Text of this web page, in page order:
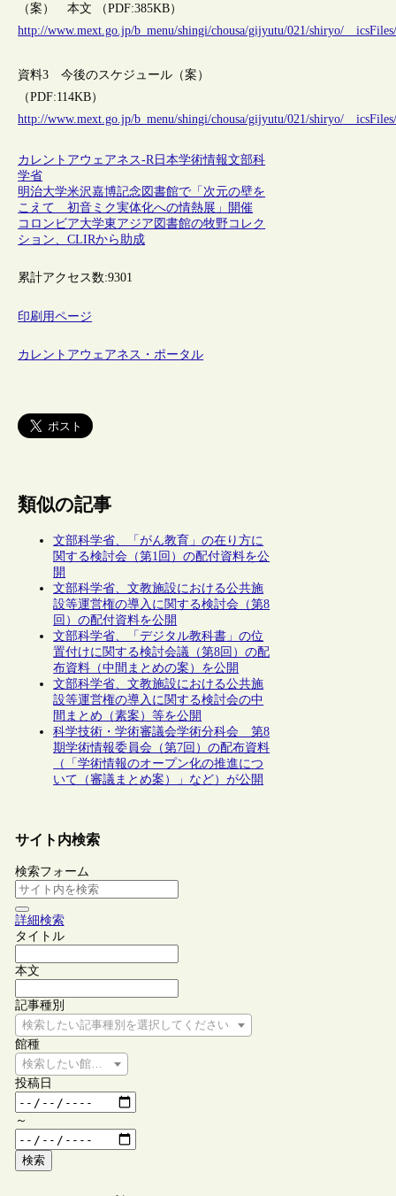
（案） 本文 （PDF:385KB）
http://www.mext.go.jp/b_menu/shingi/chousa/gijyutu/021/shiryo/
資料3 今後のスケジュール（案）
（PDF:114KB）
http://www.mext.go.jp/b_menu/shingi/chousa/gijyutu/021/shiryo/
カレントアウェアネス-R日本学術情報文部科
学省
明治大学米沢嘉博記念図書館で「次元の壁を
こえて 初音ミク実体化への情熱展」開催
コロンビア大学東アジア図書館の牧野コレク
ション、CLIRから助成
累計アクセス数:9301
印刷用ページ
カレントアウェアネス・ポータル
類似の記事
文部科学省、「がん教育」の在り方に
関する検討会（第1回）の配付資料を公
開
文部科学省、文教施設における公共施
設等運営権の導入に関する検討会（第8
回）の配付資料を公開
文部科学省、「デジタル教科書」の位
置付けに関する検討会議（第8回）の配
布資料（中間まとめの案）を公開
文部科学省、文教施設における公共施
設等運営権の導入に関する検討会の中
間まとめ（素案）等を公開
科学技術・学術審議会学術分科会 第8
期学術情報委員会（第7回）の配布資料
（「学術情報のオープン化の推進につ
いて（審議まとめ案）」など）が公開
サイト内検索
検索フォーム
詳細検索
タイトル
本文
記事種別
検索したい記事種別を選択してください
館種
検索したい館種を選択してください
投稿日
～
検索